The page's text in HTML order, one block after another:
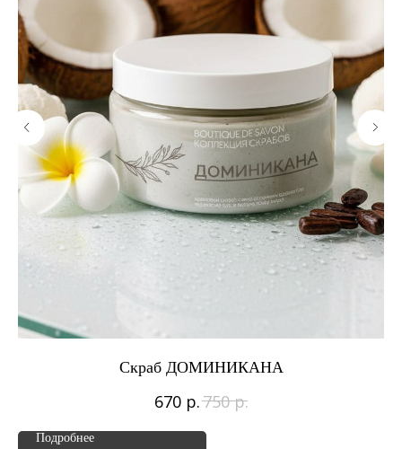
Скраб ДОМИНИКАНА
670 р.750 р.
Подробнее